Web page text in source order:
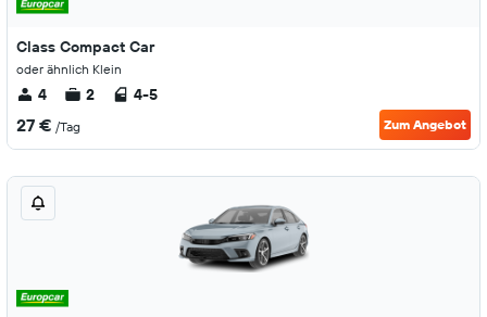
Class Compact Car
oder ähnlich Klein
4 2 4-5
27 € /Tag Zum Angebot